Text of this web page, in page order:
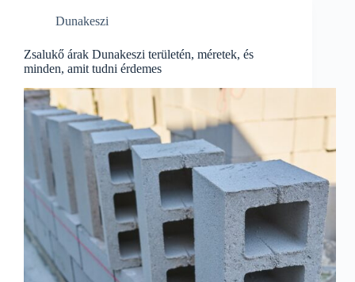
Dunakeszi
Zsalukő árak Dunakeszi területén, méretek, és
minden, amit tudni érdemes